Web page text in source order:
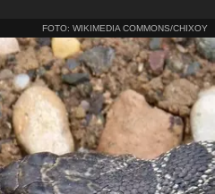
FOTO: WIKIMEDIA COMMONS/CHIXOY